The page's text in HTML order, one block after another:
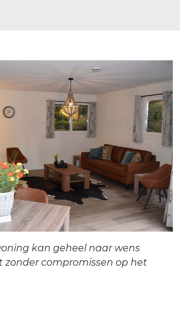
kan geheel naar wens
zonder compromissen op het